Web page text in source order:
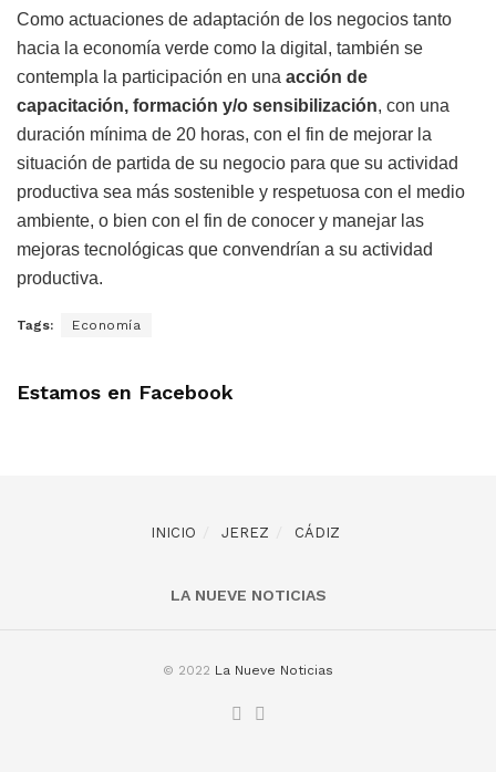
Como actuaciones de adaptación de los negocios tanto
hacia la economía verde como la digital, también se
contempla la participación en una acción de
capacitación, formación y/o sensibilización, con una
duración mínima de 20 horas, con el fin de mejorar la
situación de partida de su negocio para que su actividad
productiva sea más sostenible y respetuosa con el medio
ambiente, o bien con el fin de conocer y manejar las
mejoras tecnológicas que convendrían a su actividad
productiva.
Tags: Economía
Estamos en Facebook
INICIO JEREZ CÁDIZ
LA NUEVE NOTICIAS
© 2022 La Nueve Noticias